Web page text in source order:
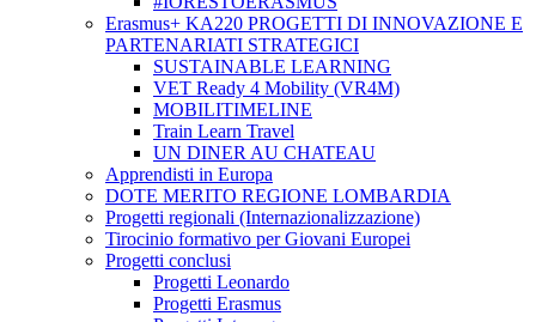
Erasmus+ KA220 PROGETTI DI INNOVAZIONE E
PARTENARIATI STRATEGICI
SUSTAINABLE LEARNING
VET Ready 4 Mobility (VR4M)
MOBILITIMELINE
Train Learn Travel
UN DINER AU CHATEAU
Apprendisti in Europa
DOTE MERITO REGIONE LOMBARDIA
Progetti regionali (Internazionalizzazione)
Tirocinio formativo per Giovani Europei
Progetti conclusi
Progetti Leonardo
Progetti Erasmus